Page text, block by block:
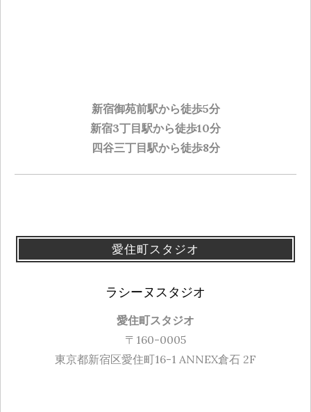
新宿御苑前駅から徒歩5分
新宿3丁目駅から徒歩10分
四谷三丁目駅から徒歩8分
愛住町スタジオ
ラシーヌスタジオ
愛住町スタジオ
〒160-0005
東京都新宿区愛住町16-1 ANNEX倉石 2F